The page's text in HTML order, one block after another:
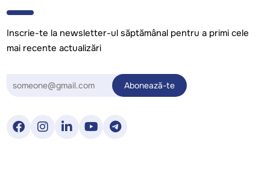
Inscrie-te la newsletter-ul săptămânal pentru a primi cele
mai recente actualizări